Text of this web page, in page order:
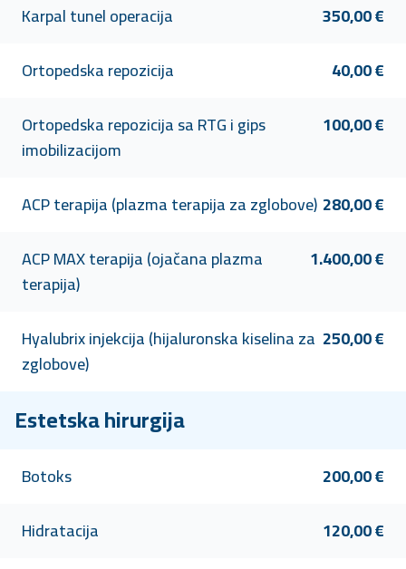
Karpal tunel operacija
350,00 €
Ortopedska repozicija
40,00 €
Ortopedska repozicija sa RTG i gips
imobilizacijom
100,00 €
ACP terapija (plazma terapija za zglobove) 280,00 €
ACP MAX terapija (ojačana plazma
terapija)
1.400,00 €
Hyalubrix injekcija (hijaluronska kiselina za
zglobove)
250,00 €
Estetska hirurgija
Botoks
200,00 €
Hidratacija
120,00 €